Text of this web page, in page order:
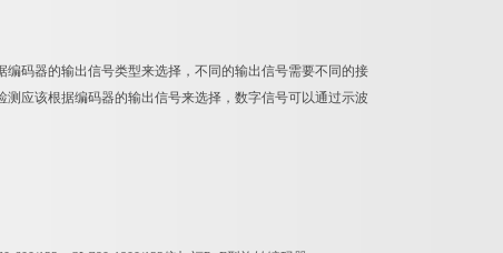
码器的输出信号类型来选择，不同的输出信号需要不同的接
应该根据编码器的输出信号来选择，数字信号可以通过示波